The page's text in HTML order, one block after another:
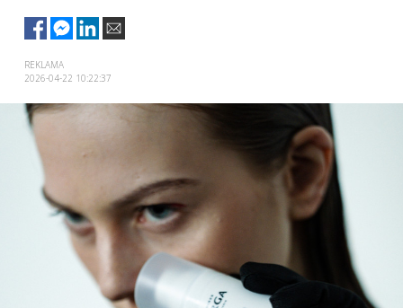
MADA
GROŽIS
SVEIKATA
APIE MANE
PSICHOLOGIJA
HOROSKOPAI
REKLAMA
2026-04-22 10:22:37